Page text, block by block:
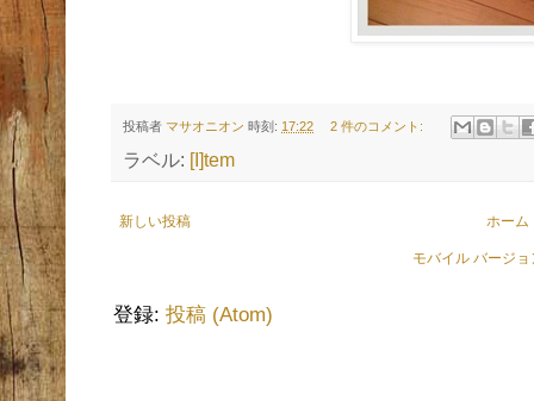
投稿者 マサオニオン 時刻: 17:22 2 件のコメント:
ラベル: [I]tem
新しい投稿 ホーム
モバイル バージ
登録: 投稿 (Atom)